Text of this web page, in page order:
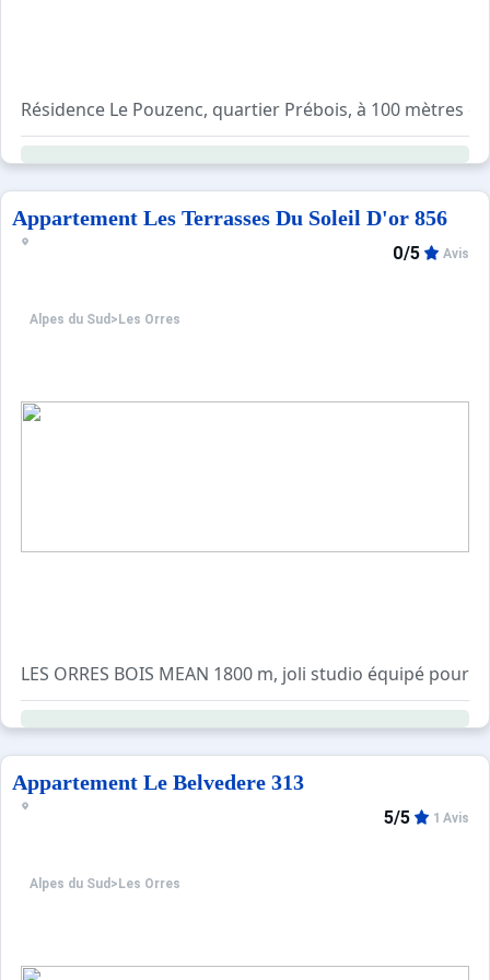
Résidence Le Pouzenc, quartier Prébois, à 100 mètres
La remise des clés se fera directement auprès de
Appartement Les Terrasses Du Soleil D'or 856
Alpes du Sud > Les Orres
0/5 Avis
LES ORRES BOIS MEAN 1800 m, joli studio équipé
Box à skis dans la résidence.
La remise des clés se fera à l'agence LOGEVAC située
Appartement Le Belvedere 313
Alpes du Sud > Les Orres
5/5 1 Avis